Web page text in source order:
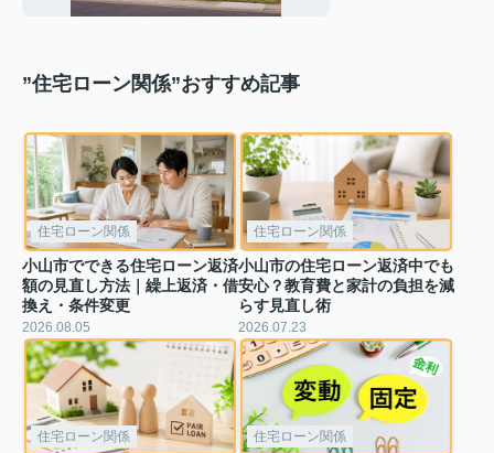
”住宅ローン関係”おすすめ記事
住宅ローン関係
小山市でできる住宅ローン返済
額の見直し方法｜繰上返済・借
換え・条件変更
2026.08.05
住宅ローン関係
小山市の住宅ローン返済中でも
安心？教育費と家計の負担を減
らす見直し術
2026.07.23
住宅ローン関係 住宅ローン関係